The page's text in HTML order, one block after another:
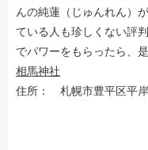
んの純蓮（じゅんれん）
ている人も珍しくない評
でパワーをもらったら、
相馬神社
住所： 札幌市豊平区平